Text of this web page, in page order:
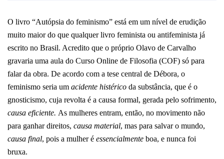
O livro “Autópsia do feminismo” está em um nível de erudição
muito maior do que qualquer livro feminista ou antifeminista já
escrito no Brasil. Acredito que o próprio Olavo de Carvalho
gravaria uma aula do Curso Online de Filosofia (COF) só para
falar da obra. De acordo com a tese central de Débora, o
feminismo seria um acidente histérico da substância, que é o
gnosticismo, cuja revolta é a causa formal, gerada pelo sofrimento,
causa eficiente. As mulheres entram, então, no movimento não
para ganhar direitos, causa material, mas para salvar o mundo,
causa final, pois a mulher é essencialmente boa, e nunca foi
bruxa.